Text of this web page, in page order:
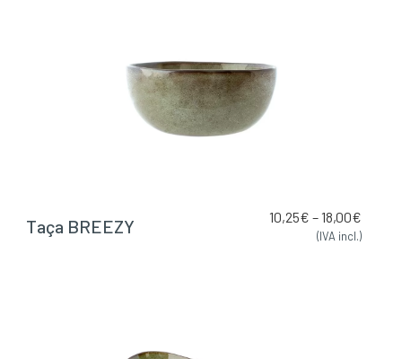
Taça BREEZY 10,25€ –18,00€
(IVA incl.)